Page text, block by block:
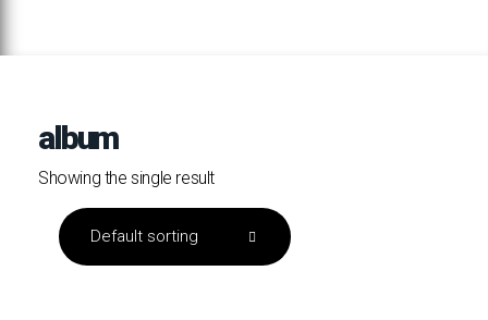
album
Showing the single result